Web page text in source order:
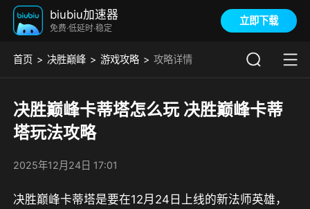
biubiu加速器
免费·低延时·稳定
立即下载
首页 决胜巅峰 游戏攻略 攻略详情
决胜巅峰卡蒂塔怎么玩 决胜巅峰卡蒂
塔玩法攻略
2025年12月24日 17:01
决胜巅峰卡蒂塔是要在12月24日上线的新法师英雄，